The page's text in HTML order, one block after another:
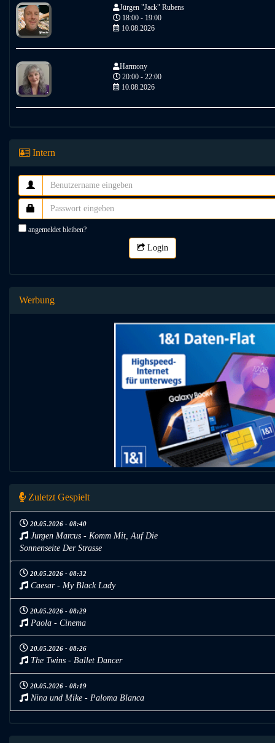
Jürgen "Jack" Rubens
18:00 - 19:00
10.08.2026
Harmony
20:00 - 22:00
10.08.2026
Intern
angemeldet bleiben?
Login
Werbung
Zuletzt Gespielt
20.05.2026 - 08:40
Jurgen Marcus - Komm Mit, Auf Die
Sonnenseite Der Strasse
20.05.2026 - 08:32
Caesar - My Black Lady
20.05.2026 - 08:29
Paola - Cinema
20.05.2026 - 08:26
The Twins - Ballet Dancer
20.05.2026 - 08:19
Nina und Mike - Paloma Blanca